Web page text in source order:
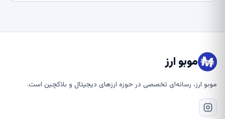
موبو ارز
موبو ارز، رسانه‌ای تخصصی در حوزه ارزهای دیجیتال و بلاکچین است.